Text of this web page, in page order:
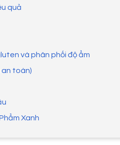
quả
và phân phối độ ẩm
an toàn)
Xanh